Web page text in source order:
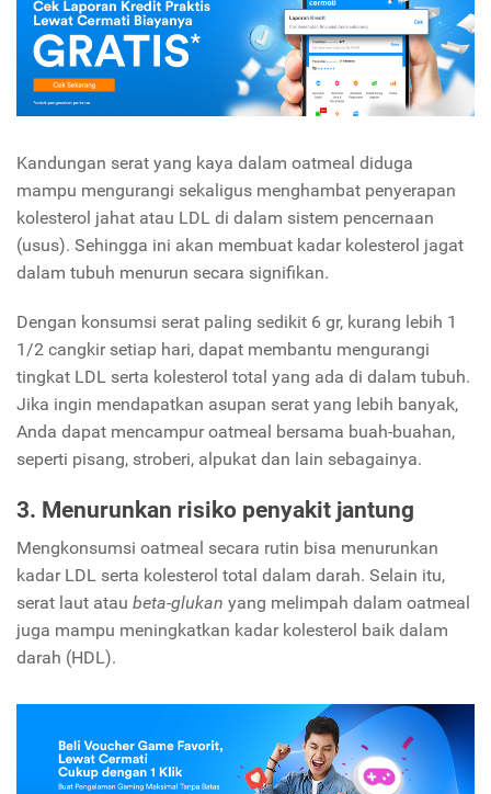
Kandungan serat yang kaya dalam oatmeal diduga
mampu mengurangi sekaligus menghambat penyerapan
kolesterol jahat atau LDL di dalam sistem pencernaan
(usus). Sehingga ini akan membuat kadar kolesterol jagat
dalam tubuh menurun secara signifikan.
Dengan konsumsi serat paling sedikit 6 gr, kurang lebih 1
1/2 cangkir setiap hari, dapat membantu mengurangi
tingkat LDL serta kolesterol total yang ada di dalam tubuh.
Jika ingin mendapatkan asupan serat yang lebih banyak,
Anda dapat mencampur oatmeal bersama buah-buahan,
seperti pisang, stroberi, alpukat dan lain sebagainya.
3. Menurunkan risiko penyakit jantung
Mengkonsumsi oatmeal secara rutin bisa menurunkan
kadar LDL serta kolesterol total dalam darah. Selain itu,
serat laut atau beta-glukan yang melimpah dalam oatmeal
juga mampu meningkatkan kadar kolesterol baik dalam
darah (HDL).